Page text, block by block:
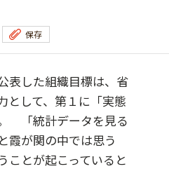
保存
表した組織目標は、省
として、第１に「実態
「統計データを見る
霞が関の中では思う
ことが起こっていると